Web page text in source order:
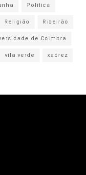
Politica
Religião
Ribeirão
de Coimbra
vila verde xadrez